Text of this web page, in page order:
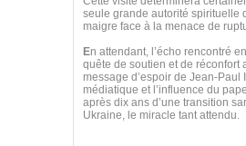
seule grande autorité spirituelle
maigre face à la menace de
En attendant, l’écho rencontré
quête de soutien et de réconfort
message d’espoir de Jean-
médiatique et l’influence du
après dix ans d’une transition
Ukraine, le miracle tant attendu.